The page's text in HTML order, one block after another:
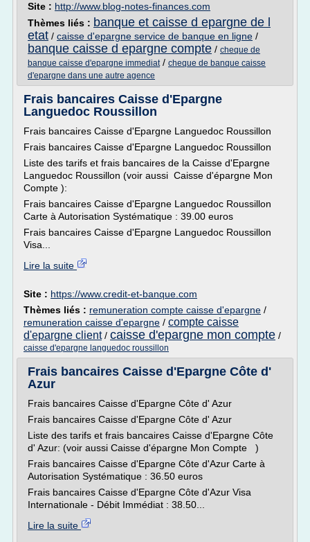
Site : http://www.blog-notes-finances.com
Thèmes liés : banque et caisse d epargne de l
etat / caisse d'epargne service de banque en ligne /
banque caisse d epargne compte / cheque de
banque caisse d'epargne immediat/ cheque de banque caisse
d'epargne dans une autre agence
Frais bancaires Caisse d'Epargne
Languedoc Roussillon
Frais bancaires Caisse d'Epargne Languedoc Roussillon
Frais bancaires Caisse d'Epargne Languedoc Roussillon
Liste des tarifs et frais bancaires de la Caisse d'Epargne
Languedoc Roussillon (voir aussi Caisse d'épargne Mon
Compte ):
Frais bancaires Caisse d'Epargne Languedoc Roussillon
Carte à Autorisation Systématique : 39.00 euros
Frais bancaires Caisse d'Epargne Languedoc Roussillon
Visa...
Lire la suite
Site : https://www.credit-et-banque.com
Thèmes liés : remuneration compte caisse d'epargne /
remuneration caisse d'epargne / compte caisse
d'epargne client/ caisse d'epargne mon compte /
caisse d'epargne languedoc roussillon
Frais bancaires Caisse d'Epargne Côte d'
Azur
Frais bancaires Caisse d'Epargne Côte d' Azur
Frais bancaires Caisse d'Epargne Côte d' Azur
Liste des tarifs et frais bancaires Caisse d'Epargne Côte
d' Azur: (voir aussi Caisse d'épargne Mon Compte )
Frais bancaires Caisse d'Epargne Côte d'Azur Carte à
Autorisation Systématique : 36.50 euros
Frais bancaires Caisse d'Epargne Côte d'Azur Visa
Internationale - Débit Immédiat : 38.50...
Lire la suite